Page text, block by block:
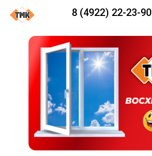
8 (4922) 22-23-90